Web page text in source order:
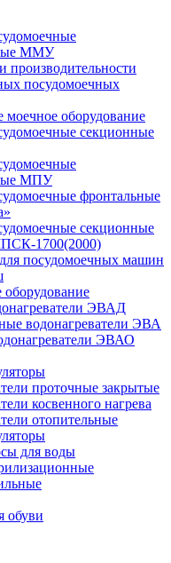
ММУ
производительности
посудомоечных
моечное оборудование
секционные
МПУ
фронтальные
секционные
1700(2000)
посудомоечных машин
оборудование
ЭВАД
водонагреватели ЭВА
ЭВАО
проточные закрытые
косвенного нагрева
отопительные
для воды
обуви